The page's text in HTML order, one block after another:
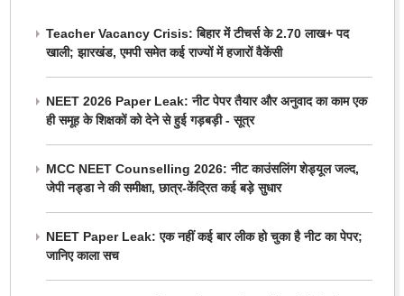
Teacher Vacancy Crisis: बिहार में टीचर्स के 2.70 लाख+ पद
खाली; झारखंड, एमपी समेत कई राज्यों में हजारों वैकेंसी
NEET 2026 Paper Leak: नीट पेपर तैयार और अनुवाद का काम एक
ही समूह के शिक्षकों को देने से हुई गड़बड़ी - सूत्र
MCC NEET Counselling 2026: नीट काउंसलिंग शेड्यूल जल्द,
जेपी नड्डा ने की समीक्षा, छात्र-केंद्रित कई बड़े सुधार
NEET Paper Leak: एक नहीं कई बार लीक हो चुका है नीट का पेपर;
जानिए काला सच